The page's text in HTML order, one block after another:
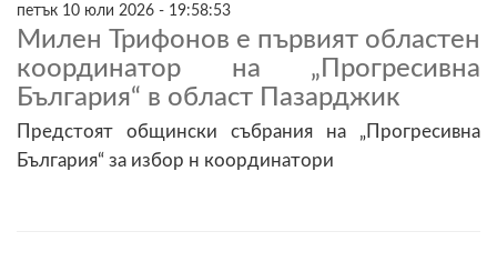
петък 10 юли 2026 - 19:58:53
Милен Трифонов е първият областен
координатор на „Прогресивна
България“ в област Пазарджик
Предстоят общински събрания на „Прогресивна
България“ за избор н координатори